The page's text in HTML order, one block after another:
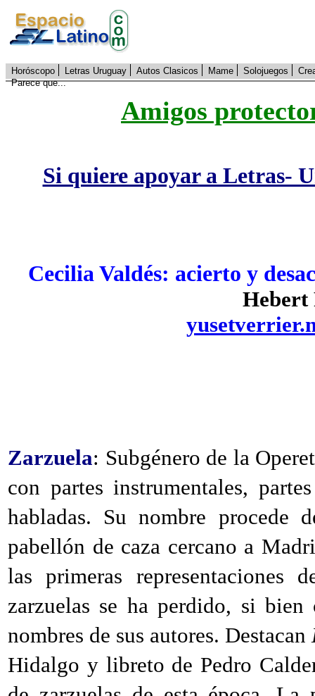
Horóscopo Letras Uruguay Autos Clasicos Mame Solojuegos
Parece que...
Amigos
Si quiere apoyar a Letras-
Cecilia Valdés: acierto y
Hebert
Zarzuela: Subgénero de la
con partes instrumentales,
habladas. Su nombre procede
pabellón de caza cercano a
las primeras representaciones
zarzuelas se ha perdido, si
nombres de sus autores. Destacan
Hidalgo y libreto de Pedro